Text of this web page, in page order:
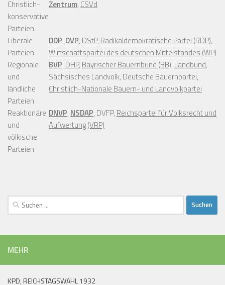
Christlich-
konservative
Parteien
Zentrum, CSVd
Liberale
Parteien
DDP, DVP, DStP, Radikaldemokratische Partei (RDP),
Wirtschaftspartei des deutschen Mittelstandes (WP)
Regionale
und
ländliche
Parteien
BVP, DHP, Bayrischer Bauernbund (BB), Landbund,
Sächsisches Landvolk, Deutsche Bauernpartei,
Christlich-Nationale Bauern- und Landvolkpartei
Reaktionäre
und
völkische
Parteien
DNVP, NSDAP, DVFP, Reichspartei für Volksrecht und
Aufwertung (VRP)
Suchen
nach:
MEHR
KPD, REICHSTAGSWAHL 1932